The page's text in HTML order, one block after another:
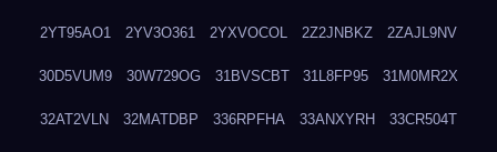
2YT95AO1 2YV3O361 2YXVOCOL 2Z2JNBKZ 2ZAJL9NV
30D5VUM9 30W729OG 31BVSCBT 31L8FP95 31M0MR2X
32AT2VLN 32MATDBP 336RPFHA 33ANXYRH 33CR504T